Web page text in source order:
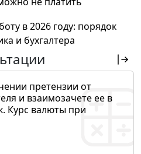
в 2026 году: порядок
и бухгалтера
претензии от
и взаимозачете ее в
Курс валюты при